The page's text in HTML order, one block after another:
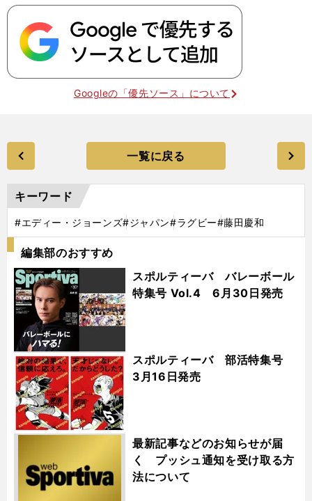
Googleの「優先ソース」について
一覧に戻る
キーワード
#エディー・ジョーンズ#ジャパン#ラグビー#藤田慶和
編集部のおすすめ
スポルティーバ バレーボール
特集号 Vol.4 6月30日発売
スポルティーバ 部活特集号
3月16日発売
最新記事などのお知らせが届
く プッシュ通知を受け取る方
法について